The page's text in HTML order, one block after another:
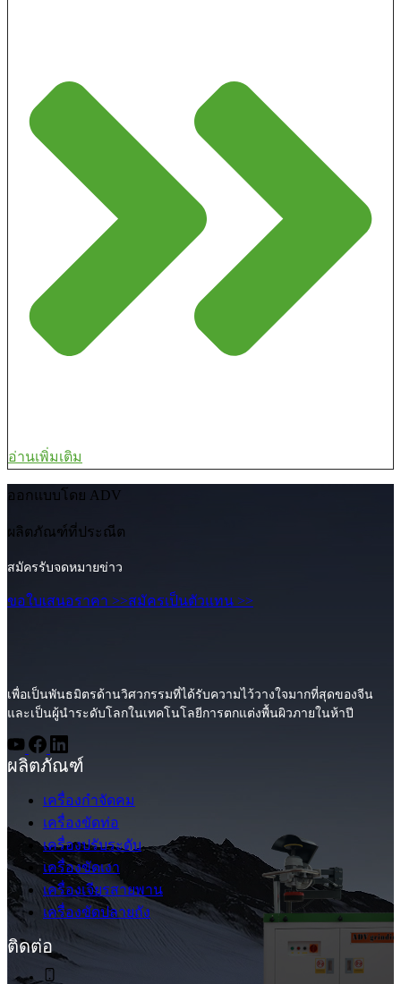
อ่านเพิ่มเติม
ออกแบบโดย ADV
ผลิตภัณฑ์ที่ประณีต
สมัครรับจดหมายข่าว
ขอใบเสนอราคา >>สมัครเป็นตัวแทน >>
เพื่อเป็นพันธมิตรด้านวิศวกรรมที่ได้รับความไว้วางใจมากที่สุดของจีน
และเป็นผู้นำระดับโลกในเทคโนโลยีการตกแต่งพื้นผิวภายในห้าปี
ผลิตภัณฑ์
เครื่องกำจัดคม
เครื่องขัดท่อ
เครื่องปรับระดับ
เครื่องขัดเงา
เครื่องเจียรสายพาน
เครื่องขัดปลายถัง
ติดต่อ